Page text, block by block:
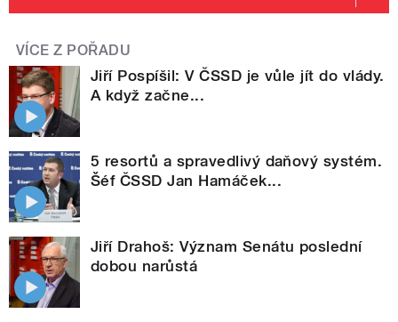
VÍCE Z POŘADU
Jiří Pospíšil: V ČSSD je vůle jít do vlády.
A když začne...
5 resortů a spravedlivý daňový systém.
Šéf ČSSD Jan Hamáček...
Jiří Drahoš: Význam Senátu poslední
dobou narůstá